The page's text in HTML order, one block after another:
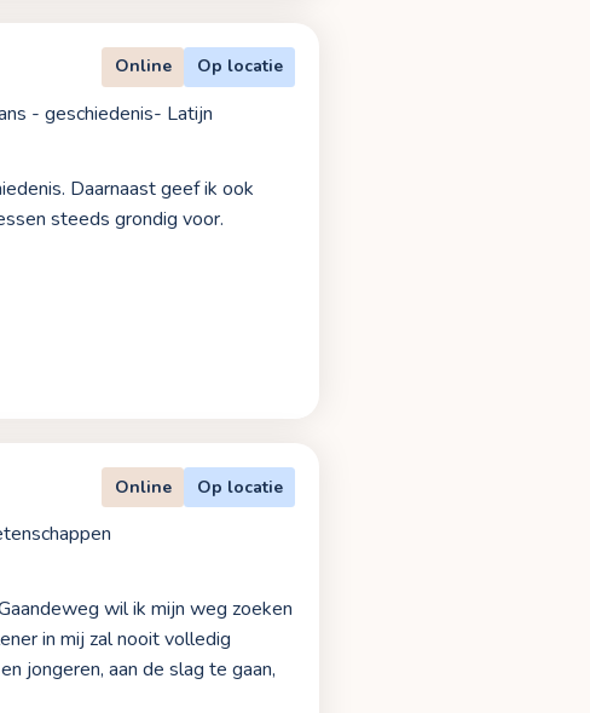
Online Op locatie
- geschiedenis- Latijn
Daarnaast geef ik ook
steeds grondig voor.
Online Op locatie
wil ik mijn weg zoeken
in mij zal nooit volledig
jongeren, aan de slag te gaan,